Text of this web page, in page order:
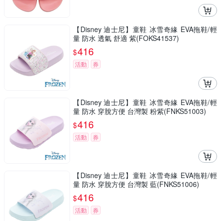
【Disney 迪士尼】童鞋 冰雪奇緣 EVA拖鞋/輕
量 防水 透氣 舒適 紫(FOKS41537)
$416
活動 券
【Disney 迪士尼】童鞋 冰雪奇緣 EVA拖鞋/輕
量 防水 穿脫方便 台灣製 粉紫(FNKS51003)
$416
活動 券
【Disney 迪士尼】童鞋 冰雪奇緣 EVA拖鞋/輕
量 防水 穿脫方便 台灣製 藍(FNKS51006)
$416
活動 券